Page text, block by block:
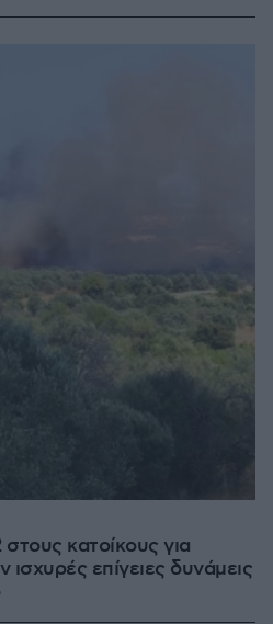
κατοίκους για
ισχυρές επίγειες δυνάμεις